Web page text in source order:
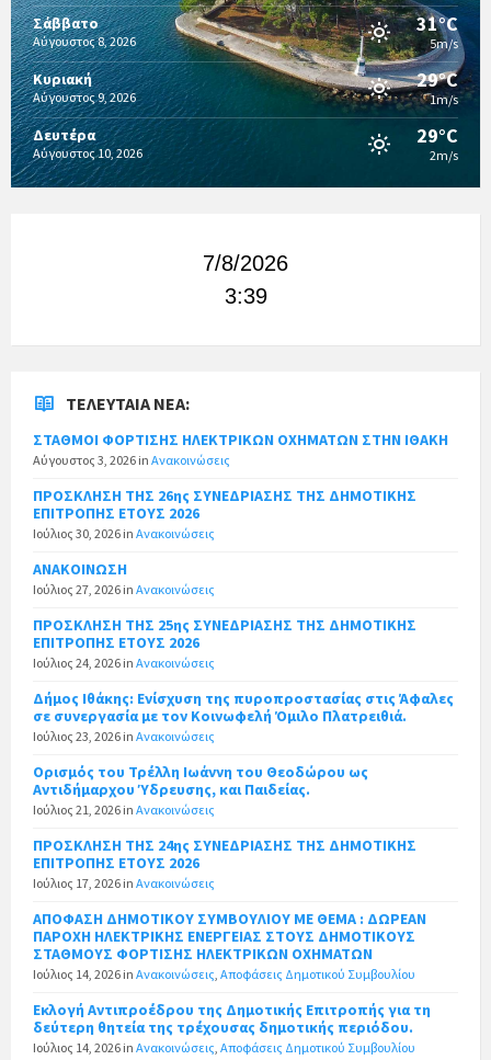
Σάββατο
Αύγουστος 8, 2026
31°C
5m/s
Κυριακή
Αύγουστος 9, 2026
29°C
1m/s
Δευτέρα
Αύγουστος 10, 2026
29°C
2m/s
7/8/2026
3:39
ΤΕΛΕΥΤΑΊΑ ΝΈΑ:
ΣΤΑΘΜΟΙ ΦΟΡΤΙΣΗΣ ΗΛΕΚΤΡΙΚΩΝ ΟΧΗΜΑΤΩΝ ΣΤΗΝ ΙΘΑΚΗ
Αύγουστος 3, 2026 in Ανακοινώσεις
ΠΡΟΣΚΛΗΣΗ ΤΗΣ 26ης ΣΥΝΕΔΡΙΑΣΗΣ ΤΗΣ ΔΗΜΟΤΙΚΗΣ
ΕΠΙΤΡΟΠΗΣ ΕΤΟΥΣ 2026
Ιούλιος 30, 2026 in Ανακοινώσεις
ΑΝΑΚΟΙΝΩΣΗ
Ιούλιος 27, 2026 in Ανακοινώσεις
ΠΡΟΣΚΛΗΣΗ ΤΗΣ 25ης ΣΥΝΕΔΡΙΑΣΗΣ ΤΗΣ ΔΗΜΟΤΙΚΗΣ
ΕΠΙΤΡΟΠΗΣ ΕΤΟΥΣ 2026
Ιούλιος 24, 2026 in Ανακοινώσεις
Δήμος Ιθάκης: Ενίσχυση της πυροπροστασίας στις Άφαλες
σε συνεργασία με τον Κοινωφελή Όμιλο Πλατρειθιά.
Ιούλιος 23, 2026 in Ανακοινώσεις
Ορισμός του Τρέλλη Ιωάννη του Θεοδώρου ως
Αντιδήμαρχου Ύδρευσης, και Παιδείας.
Ιούλιος 21, 2026 in Ανακοινώσεις
ΠΡΟΣΚΛΗΣΗ ΤΗΣ 24ης ΣΥΝΕΔΡΙΑΣΗΣ ΤΗΣ ΔΗΜΟΤΙΚΗΣ
ΕΠΙΤΡΟΠΗΣ ΕΤΟΥΣ 2026
Ιούλιος 17, 2026 in Ανακοινώσεις
ΑΠΟΦΑΣΗ ΔΗΜΟΤΙΚΟΥ ΣΥΜΒΟΥΛΙΟΥ ΜΕ ΘΕΜΑ : ΔΩΡΕΑΝ
ΠΑΡΟΧΗ ΗΛΕΚΤΡΙΚΗΣ ΕΝΕΡΓΕΙΑΣ ΣΤΟΥΣ ΔΗΜΟΤΙΚΟΥΣ
ΣΤΑΘΜΟΥΣ ΦΟΡΤΙΣΗΣ ΗΛΕΚΤΡΙΚΩΝ ΟΧΗΜΑΤΩΝ
Ιούλιος 14, 2026 in Ανακοινώσεις Αποφάσεις Δημοτικού Συμβουλίου
Εκλογή Αντιπροέδρου της Δημοτικής Επιτροπής για τη
δεύτερη θητεία της τρέχουσας δημοτικής περιόδου.
Ιούλιος 14, 2026 in Ανακοινώσεις Αποφάσεις Δημοτικού Συμβουλίου